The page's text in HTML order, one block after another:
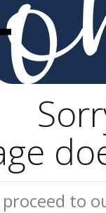
proceed to